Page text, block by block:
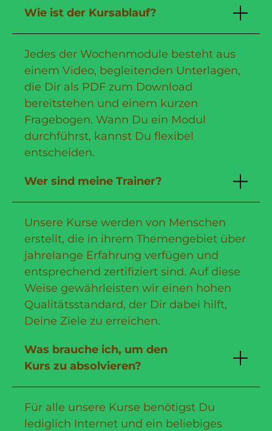
Wie ist der Kursablauf?
Jedes der Wochenmodule besteht aus
einem Video, begleitenden Unterlagen,
die Dir als PDF zum Download
bereitstehen und einem kurzen
Fragebogen. Wann Du ein Modul
durchführst, kannst Du flexibel
entscheiden.
Wer sind meine Trainer?
Unsere Kurse werden von Menschen
erstellt, die in ihrem Themengebiet über
jahrelange Erfahrung verfügen und
entsprechend zertifiziert sind. Auf diese
Weise gewährleisten wir einen hohen
Qualitätsstandard, der Dir dabei hilft,
Deine Ziele zu erreichen.
Was brauche ich, um den
Kurs zu absolvieren?
Für alle unsere Kurse benötigst Du
lediglich Internet und ein beliebiges